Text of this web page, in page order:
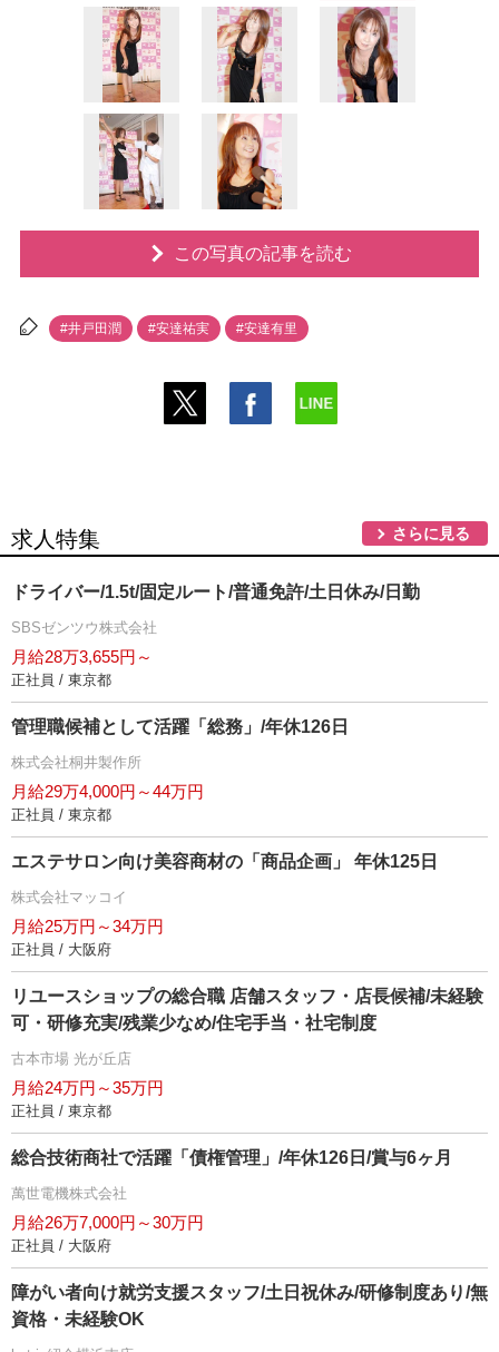
この写真の記事を読む
#井戸田潤 #安達祐実 #安達有里
求人特集 さらに見る
ドライバー/1.5t/固定ルート/普通免許/土日休み/日勤
SBSゼンツウ株式会社
月給28万3,655円～
正社員 / 東京都
管理職候補として活躍「総務」/年休126日
株式会社桐井製作所
月給29万4,000円～44万円
正社員 / 東京都
エステサロン向け美容商材の「商品企画」 年休125日
株式会社マッコイ
月給25万円～34万円
正社員 / 大阪府
リユースショップの総合職 店舗スタッフ・店長候補/未経験
可・研修充実/残業少なめ/住宅手当・社宅制度
古本市場 光が丘店
月給24万円～35万円
正社員 / 東京都
総合技術商社で活躍「債権管理」/年休126日/賞与6ヶ月
萬世電機株式会社
月給26万7,000円～30万円
正社員 / 大阪府
障がい者向け就労支援スタッフ/土日祝休み/研修制度あり/無
資格・未経験OK